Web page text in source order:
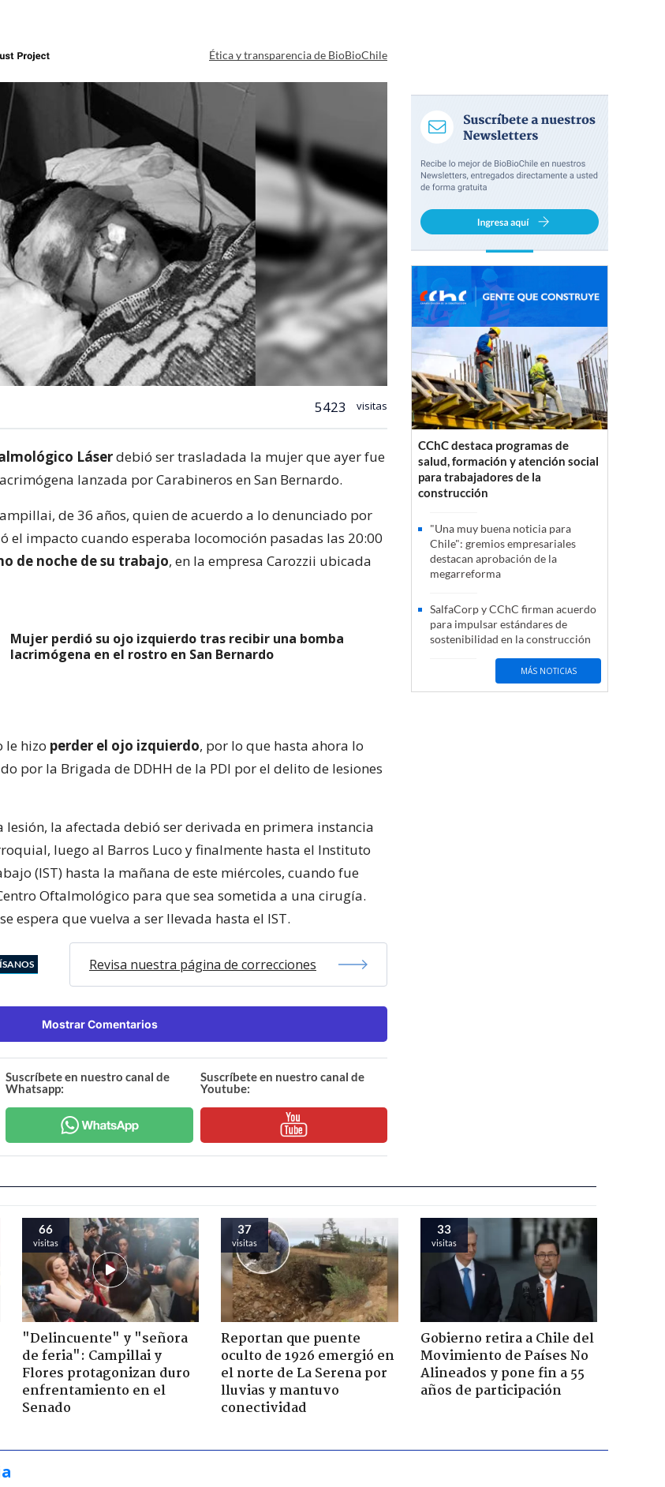
Ética y transparencia de BioBioChile
5423 visitas
Láserdebió ser trasladada la mujer que ayer fue
lanzada por Carabineros en San Bernardo.
de 36 años, quien de acuerdo a lo denunciado por
el impacto cuando esperaba locomoción pasadas las 20:00
de noche de su trabajo, en la empresa Carozzii ubicada
Mujer perdió su ojo izquierdo tras recibir una bomba
lacrimógena en el rostro en San Bernardo
le hizo perder el ojo izquierdo, por lo que hasta ahora lo
por la Brigada de DDHH de la PDI por el delito de lesiones
lesión, la afectada debió ser derivada en primera instancia
luego al Barros Luco y finalmente hasta el Instituto
(IST) hasta la mañana de este miércoles, cuando fue
Oftalmológico para que sea sometida a una cirugía.
espera que vuelva a ser llevada hasta el IST.
Revisa nuestra página de correcciones
Mostrar Comentarios
Suscríbete en nuestro canal de
Whatsapp:
Suscríbete en nuestro canal de
Youtube:
CChC destaca programas de
salud, formación y atención social
para trabajadores de la
construcción
"Una muy buena noticia para
Chile": gremios empresariales
destacan aprobación de la
megarreforma
SalfaCorp y CChC firman acuerdo
para impulsar estándares de
sostenibilidad en la construcción
MÁS NOTICIAS
66
visitas
"Delincuente" y "señora
de feria": Campillai y
Flores protagonizan duro
enfrentamiento en el
Senado
37
visitas
Reportan que puente
oculto de 1926 emergió en
el norte de La Serena por
lluvias y mantuvo
conectividad
33
visitas
Gobierno retira a Chile del
Movimiento de Países No
Alineados y pone fin a 55
años de participación